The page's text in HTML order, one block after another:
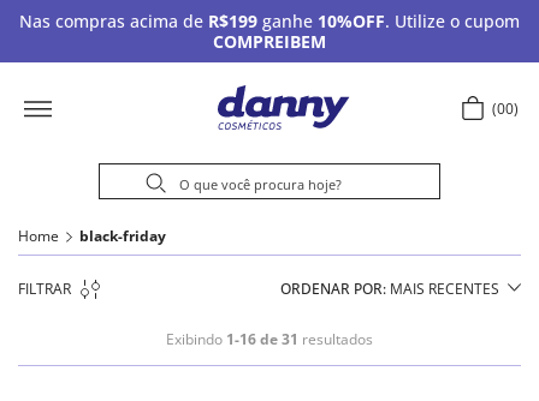
Nas compras acima de R$199 ganhe 10%OFF. Utilize o cupom
COMPREIBEM
00
Home black-friday
FILTRAR ORDENAR POR MAIS RECENTES
Exibindo 1-16 de 31 resultados